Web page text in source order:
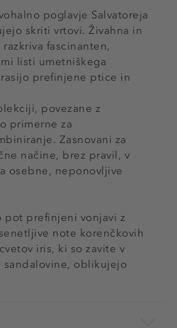
poglavje Salvatoreja
skriti vrtovi. Živahna in
fascinanten,
listi umetniškega
prefinjene ptice in
povezane z
primerne za
Zasnovani za
načine, brez pravil, v
osebne, neponovljive
prefinjeni vonjavi z
note korenčkovih
iris, ki so zavite v
oblikujejo